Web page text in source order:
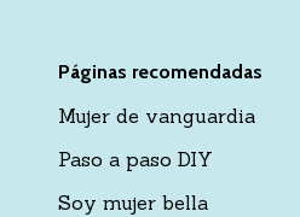
Páginas recomendadas
Mujer de vanguardia
Paso a paso DIY
Soy mujer bella